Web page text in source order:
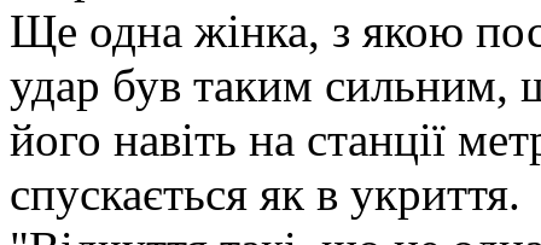
Ще одна жінка, з якою
удар був таким сильним,
його навіть на станції
спускається як в укриття.